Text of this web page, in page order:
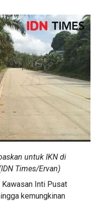
untuk IKN di
Times/Ervan)
Inti Pusat
kemungkinan